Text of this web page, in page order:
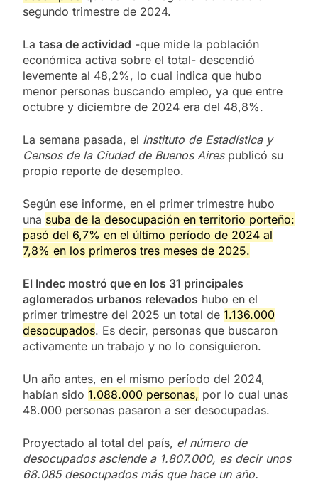
segundo trimestre de 2024.
La tasa de actividad -que mide la población
económica activa sobre el total- descendió
levemente al 48,2%, lo cual indica que hubo
menor personas buscando empleo, ya que entre
octubre y diciembre de 2024 era del 48,8%.
La semana pasada, el Instituto de Estadística y
Censos de la Ciudad de Buenos Airespublicó su
propio reporte de desempleo.
Según ese informe, en el primer trimestre hubo
una suba de la desocupación en territorio porteño:
pasó del 6,7% en el último período de 2024 al
7,8% en los primeros tres meses de 2025.
El Indec mostró que en los 31 principales
aglomerados urbanos relevados hubo en el
primer trimestre del 2025 un total de 1.136.000
desocupados. Es decir, personas que buscaron
activamente un trabajo y no lo consiguieron.
Un año antes, en el mismo período del 2024,
habían sido 1.088.000 personas, por lo cual unas
48.000 personas pasaron a ser desocupadas.
Proyectado al total del país, el número de
desocupados asciende a 1.807.000, es decir unos
68.085 desocupados más que hace un año.